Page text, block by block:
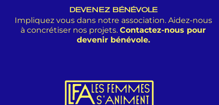
DEVENEZ BÉNÉVOLE
Impliquez vous dans notre association. Aidez-nous
à concrétiser nos projets. Contactez-nous pour
devenir bénévole.